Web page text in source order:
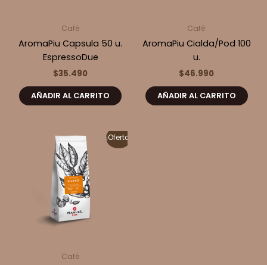
Café
AromaPiu Capsula 50 u.
EspressoDue
$35.490
AÑADIR AL CARRITO
Café
AromaPiu Cialda/Pod 100
u.
$46.990
AÑADIR AL CARRITO
¡Oferta!
Café